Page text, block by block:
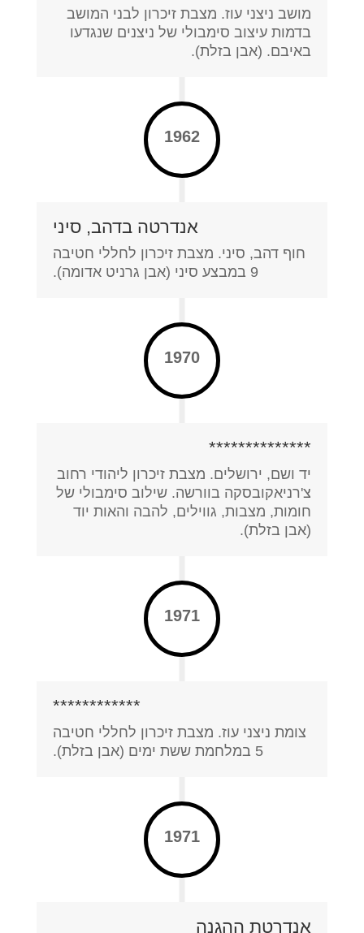
מושב ניצני עוז. מצבת זיכרון לבני המושב
בדמות עיצוב סימבולי של ניצנים שנגדעו
באיבם. (אבן בזלת).
1962
אנדרטה בדהב, סיני
חוף דהב, סיני. מצבת זיכרון לחללי חטיבה
9 במבצע סיני (אבן גרניט אדומה).
1970
**************
יד ושם, ירושלים. מצבת זיכרון ליהודי רחוב
צ'רניאקובסקה בוורשה. שילוב סימבולי של
חומות, מצבות, גווילים, להבה והאות יוד
(אבן בזלת).
1971
************
צומת ניצני עוז. מצבת זיכרון לחללי חטיבה
5 במלחמת ששת ימים (אבן בזלת).
1971
אנדרטת ההגנה